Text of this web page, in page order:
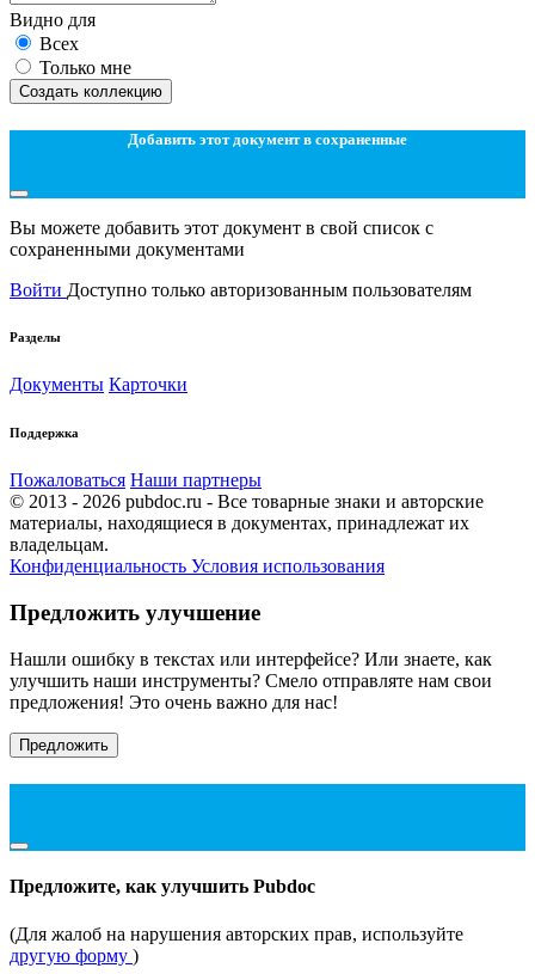
Видно для
Всех
Только мне
Создать коллекцию
Добавить этот документ в сохраненные
Вы можете добавить этот документ в свой список с
сохраненными документами
Войти Доступно только авторизованным пользователям
Разделы
Документы Карточки
Поддержка
Пожаловаться Наши партнеры
© 2013 - 2026 pubdoc.ru - Все товарные знаки и авторские
материалы, находящиеся в документах, принадлежат их
владельцам.
Конфиденциальность Условия использования
Предложить улучшение
Нашли ошибку в текстах или интерфейсе? Или знаете, как
улучшить наши инструменты? Смело отправляте нам свои
предложения! Это очень важно для нас!
Предложить
Предложите, как улучшить Pubdoc
(Для жалоб на нарушения авторских прав, используйте
другую форму )